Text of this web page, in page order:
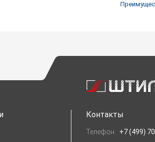
Контакты
Телефон: +7 (499)